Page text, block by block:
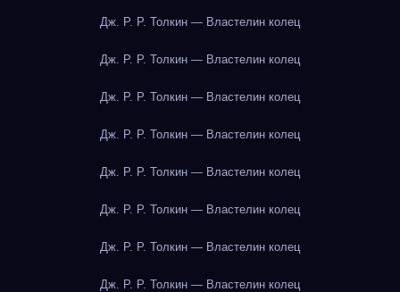
Дж. Р. Р. Толкин — Властелин колец
Дж. Р. Р. Толкин — Властелин колец
Дж. Р. Р. Толкин — Властелин колец
Дж. Р. Р. Толкин — Властелин колец
Дж. Р. Р. Толкин — Властелин колец
Дж. Р. Р. Толкин — Властелин колец
Дж. Р. Р. Толкин — Властелин колец
Дж. Р. Р. Толкин — Властелин колец